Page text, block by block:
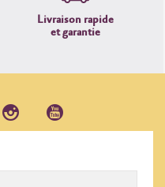
Livraison rapide
et garantie